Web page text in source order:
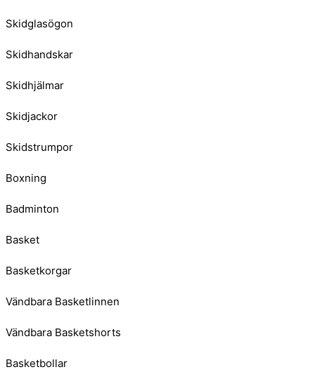
Skidglasögon
Skidhandskar
Skidhjälmar
Skidjackor
Skidstrumpor
Boxning
Badminton
Basket
Basketkorgar
Vändbara Basketlinnen
Vändbara Basketshorts
Basketbollar